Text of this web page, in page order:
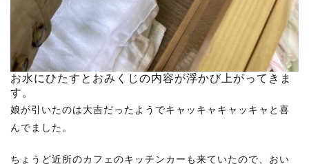
お水にひたすとおみくじの内容が浮かび上がってきま
す。
娘が引いたのは大吉だったようでキャッキャキャッキャと喜
んでました。
ちょうど近所のカフェのキッチンカーも来ていたので、おい